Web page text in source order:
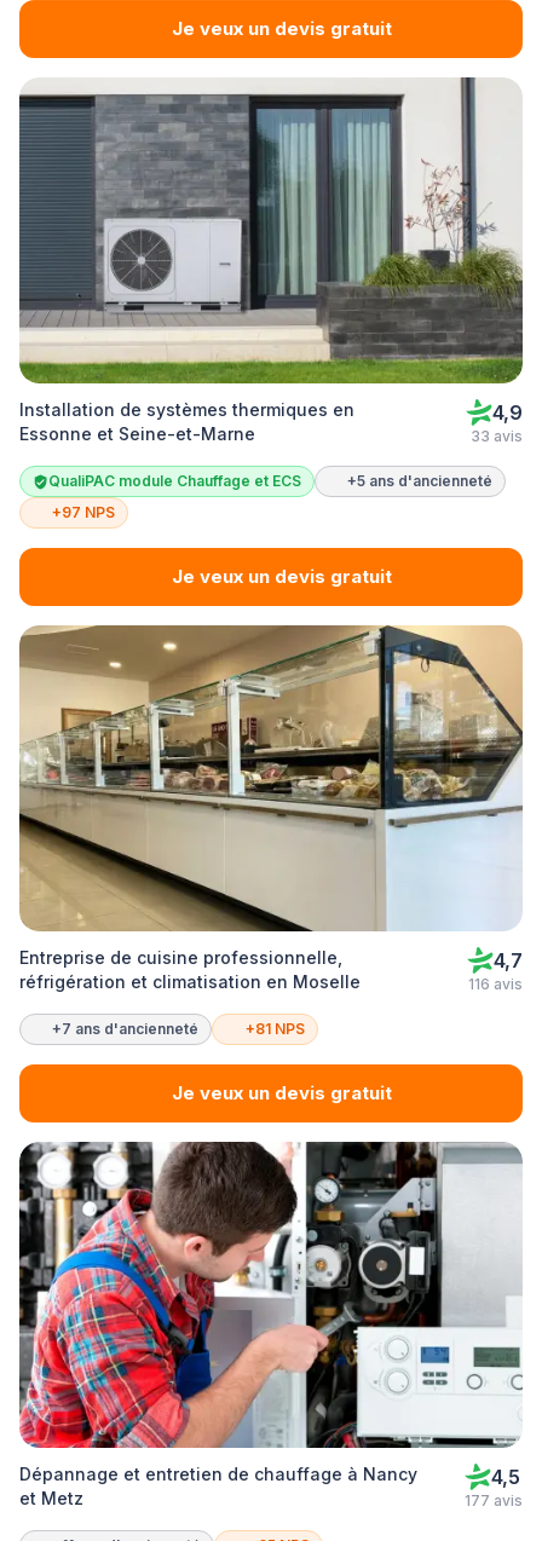
Je veux un devis gratuit
Installation de systèmes thermiques en
Essonne et Seine-et-Marne
4,9
33 avis
QualiPAC module Chauffage et ECS
+5 ans d'ancienneté
+97 NPS
Je veux un devis gratuit
Entreprise de cuisine professionnelle,
réfrigération et climatisation en Moselle
4,7
116 avis
+7 ans d'ancienneté +81 NPS
Je veux un devis gratuit
Dépannage et entretien de chauffage à Nancy
et Metz
4,5
177 avis